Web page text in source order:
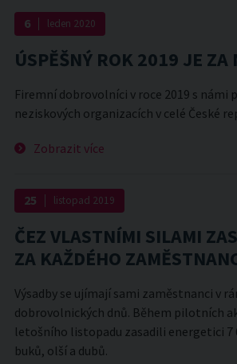
6 leden 2020
ÚSPĚŠNÝ ROK 2019 JE ZA
Firemní dobrovolníci v roce 2019 s námi
neziskových organizacích v celé České
Zobrazit více
25 listopad 2019
ČEZ VLASTNÍMI SILAMI
ZA KAŽDÉHO
Výsadby se ujímají sami zaměstnanci v
dobrovolnických dnů. Během pilotních
letošního listopadu zasadili energetici 7
buků, olší a dubů.